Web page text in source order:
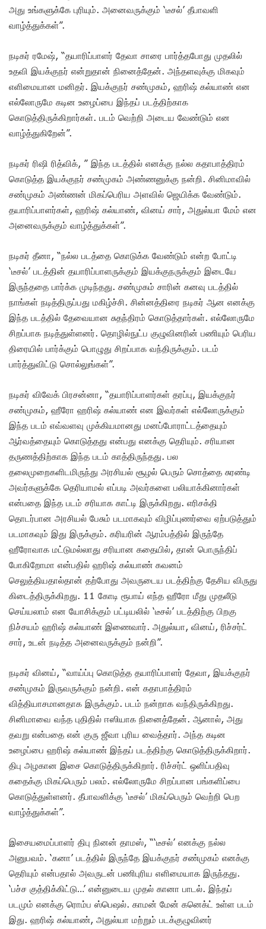
அது உங்களுக்கே புரியும். அனைவருக்கும் ‘டீசல்’ தீபாவளி
வாழ்த்துக்கள்”.
நடிகர் ரமேஷ், “தயாரிப்பாளர் தேவா சாரை பார்த்தபோது முதலில்
உதவி இயக்குநர் என்றுதான் நினைத்தேன். அந்தளவுக்கு மிகவும்
எளிமையான மனிதர். இயக்குநர் சண்முகம், ஹரிஷ் கல்யாண் என
எல்லோருமே கடின உழைப்பை இந்தப் படத்திற்காக
கொடுத்திருக்கிறார்கள். படம் வெற்றி அடைய வேண்டும் என
வாழ்த்துகிறேன்”.
நடிகர் ரிஷி ரித்விக், ” இந்த படத்தில் எனக்கு நல்ல கதாபாத்திரம்
கொடுத்த இயக்குநர் சண்முகம் அண்ணனுக்கு நன்றி. சினிமாவில்
சண்முகம் அண்ணன் மிகப்பெரிய அளவில் ஜெயிக்க வேண்டும்.
தயாரிப்பாளர்கள், ஹரிஷ் கல்யாண், வினய் சார், அதுல்யா மேம் என
அனைவருக்கும் வாழ்த்துக்கள்”.
நடிகர் தீனா, “நல்ல படத்தை கொடுக்க வேண்டும் என்ற போட்டி
‘டீசல்’ படத்தின் தயாரிப்பாளருக்கும் இயக்குநருக்கும் இடையே
இருந்ததை பார்க்க முடிந்தது. சண்முகம் சாரின் கனவு படத்தில்
நாங்கள் நடித்திருப்பது மகிழ்ச்சி. சின்னத்திரை நடிகர் ஆன எனக்கு
இந்த படத்தில் தேவையான சுதந்திரம் கொடுத்தார்கள். எல்லோருமே
சிறப்பாக நடித்துள்ளனர். தொழில்நுட்ப குழுவினரின் பணியும் பெரிய
திரையில் பார்க்கும் பொழுது சிறப்பாக வந்திருக்கும். படம்
பார்த்துவிட்டு சொல்லுங்கள்”.
நடிகர் விவேக் பிரசன்னா, “தயாரிப்பாளர்கள் தரப்பு, இயக்குநர்
சண்முகம், ஹீரோ ஹரிஷ் கல்யாண் என இவர்கள் எல்லோருக்கும்
இந்த படம் எவ்வளவு முக்கியமானது மனப்போராட்டத்தையும்
ஆர்வத்தையும் கொடுத்தது என்பது எனக்கு தெரியும். சரியான
தருணத்திற்காக இந்த படம் காத்திருந்தது. பல
தலைமுறைகளிடமிருந்து அரசியல் சூழல் பெரும் சொத்தை சுரண்டி
அவர்களுக்கே தெரியாமல் எப்படி அவர்களை பலியாக்கினார்கள்
என்பதை இந்த படம் சரியாக காட்டி இருக்கிறது. எரிசக்தி
தொடர்பான அரசியல் பேசும் படமாகவும் விழிப்புணர்வை ஏற்படுத்தும்
படமாகவும் இது இருக்கும். கரியரின் ஆரம்பத்தில் இருந்தே
ஹீரோவாக மட்டுமல்லாது சரியான கதையில், தான் பொருந்திப்
போகிறோமா என்பதில் ஹரிஷ் கல்யாண் கவனம்
செலுத்தியதால்தான் தற்போது அவருடைய படத்திற்கு தேசிய விருது
கிடைத்திருக்கிறது. 11 கோடி ரூபாய் எந்த ஹீரோ மீது முதலீடு
செய்யலாம் என யோசிக்கும் பட்டியலில் ‘டீசல்’ படத்திற்கு பிறகு
நிச்சயம் ஹரிஷ் கல்யாண் இணைவார். அதுல்யா, வினய், ரிச்சர்ட்
சார், உடன் நடித்த அனைவருக்கும் நன்றி”.
நடிகர் வினய், “வாய்ப்பு கொடுத்த தயாரிப்பாளர் தேவா, இயக்குநர்
சண்முகம் இருவருக்கும் நன்றி. என் கதாபாத்திரம்
வித்தியாசமானதாக இருக்கும். படம் நன்றாக வந்திருக்கிறது.
சினிமாவை வந்த புதிதில் ஈஸியாக நினைத்தேன். ஆனால், அது
தவறு என்பதை என் குரு ஜீவா புரிய வைத்தார். அந்த கடின
உழைப்பை ஹரிஷ் கல்யாண் இந்தப் படத்திற்கு கொடுத்திருக்கிறார்.
திபு அழகான இசை கொடுத்திருக்கிறார். ரிச்சர்ட் ஒளிப்பதிவு
கதைக்கு மிகப்பெரும் பலம். எல்லோருமே சிறப்பான பங்களிப்பை
கொடுத்துள்ளனர். தீபாவளிக்கு ‘டீசல்’ மிகப்பெரும் வெற்றி பெற
வாழ்த்துக்கள்”.
இசையமைப்பாளர் திபு நினன் தாமஸ், “‘டீசல்’ எனக்கு நல்ல
அனுபவம். ‘கனா’ படத்தில் இருந்தே இயக்குநர் சண்முகம் எனக்கு
தெரியும் என்பதால் அவருடன் பணிபுரிய எளிமையாக இருந்தது.
‘பச்ச குத்திக்கிட்டு…’ என்னுடைய முதல் கானா பாடல். இந்தப்
படமும் எனக்கு ரொம்ப ஸ்பெஷல். காமன் மேன் கனெக்ட் உள்ள படம்
இது. ஹரிஷ் கல்யாண், அதுல்யா மற்றும் படக்குழுவினர்